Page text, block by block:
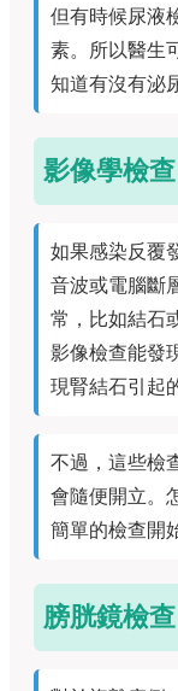
但有時候尿液
素。所以醫生
知道有沒有泌
影像學檢
如果感染反覆
音波或電腦斷
常，比如結石
影像檢查能發
現腎結石引起
不過，這些檢
會隨便開立。
簡單的檢查開
膀胱鏡檢